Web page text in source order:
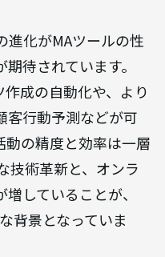
進化がMAツールの性
待されています。
成の自動化や、より
客行動予測などが可
の精度と効率は一層
技術革新と、オンラ
していることが、
背景となっていま